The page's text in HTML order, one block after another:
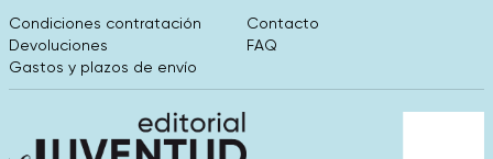
Condiciones contratación
Devoluciones
Gastos y plazos de envío
Contacto
FAQ